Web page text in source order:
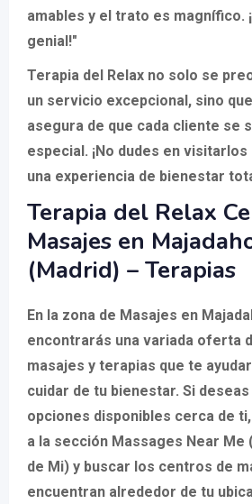
amables y el trato es magnífico.
genial!"
Terapia del Relax no solo se
un servicio excepcional, sino
asegura de que cada cliente se
especial. ¡No dudes en
una experiencia de bienestar
Terapia del Relax
Masajes en
(Madrid) – Terapias
En la zona de Masajes en
encontrarás una variada oferta
masajes y terapias que te
cuidar de tu bienestar. Si
opciones disponibles cerca de
a la sección Massages Near Me
de Mi) y buscar los centros de
encuentran alrededor de tu